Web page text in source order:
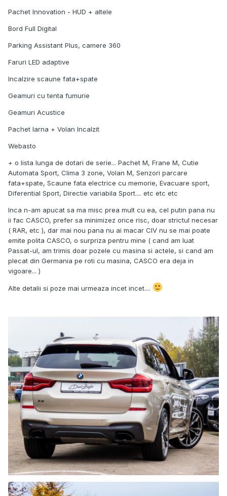
Pachet Innovation - HUD + altele
Bord Full Digital
Parking Assistant Plus, camere 360
Faruri LED adaptive
Incalzire scaune fata+spate
Geamuri cu tenta fumurie
Geamuri Acustice
Pachet Iarna + Volan Incalzit
Webasto
+ o lista lunga de dotari de serie... Pachet M, Frane M, Cutie
Automata Sport, Clima 3 zone, Volan M, Senzori parcare
fata+spate, Scaune fata electrice cu memorie, Evacuare sport,
Diferential Sport, Directie variabila Sport.... etc etc etc
Inca n-am apucat sa ma misc prea mult cu ea, cel putin pana nu
ii fac CASCO, prefer sa minimizez orice risc, doar strictul necesar
( RAR, etc ), dar mai nou pana nu ai macar CIV nu se mai poate
emite polita CASCO, o surpriza pentru mine ( cand am luat
Passat-ul, am trimis doar pozele cu masina si actele, si cand am
plecat din Germania pe roti cu masina, CASCO era deja in
vigoare... )
Alte detalii si poze mai urmeaza incet incet....